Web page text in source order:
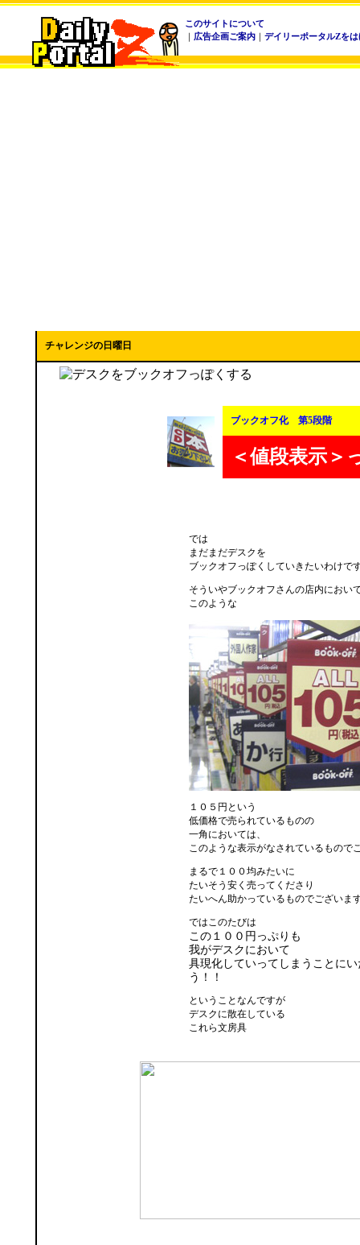
このサイトについて
｜ 広告企画ご案内 ｜ デイリーポータルZを
チャレンジの日曜日
ブックオフ化 第5段階
＜値段表示＞
では
まだまだデスクを
ブックオフっぽくしていきたいわけで
そういやブックオフさんの店内におい
このような
１０５円という
低価格で売られているものの
一角においては、
このような表示がなされているもので
まるで１００均みたいに
たいそう安く売ってくださり
たいへん助かっているものでございま
ではこのたびは
この１００円っぷりも
我がデスクにおいて
具現化していってしまうことに
う！！
ということなんですが
デスクに散在している
これら文房具